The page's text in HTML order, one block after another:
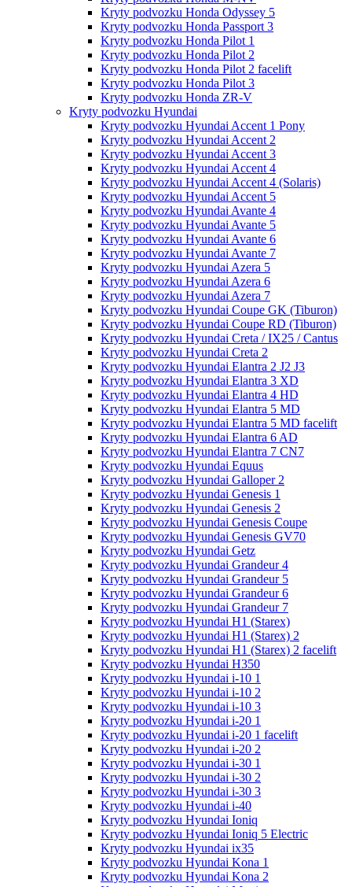
Kryty podvozku Honda Odyssey 5
Kryty podvozku Honda Passport 3
Kryty podvozku Honda Pilot 1
Kryty podvozku Honda Pilot 2
Kryty podvozku Honda Pilot 2 facelift
Kryty podvozku Honda Pilot 3
Kryty podvozku Honda ZR-V
Kryty podvozku Hyundai
Kryty podvozku Hyundai Accent 1 Pony
Kryty podvozku Hyundai Accent 2
Kryty podvozku Hyundai Accent 3
Kryty podvozku Hyundai Accent 4
Kryty podvozku Hyundai Accent 4 (Solaris)
Kryty podvozku Hyundai Accent 5
Kryty podvozku Hyundai Avante 4
Kryty podvozku Hyundai Avante 5
Kryty podvozku Hyundai Avante 6
Kryty podvozku Hyundai Avante 7
Kryty podvozku Hyundai Azera 5
Kryty podvozku Hyundai Azera 6
Kryty podvozku Hyundai Azera 7
Kryty podvozku Hyundai Coupe GK (Tiburon)
Kryty podvozku Hyundai Coupe RD (Tiburon)
Kryty podvozku Hyundai Creta / IX25 / Cantus
Kryty podvozku Hyundai Creta 2
Kryty podvozku Hyundai Elantra 2 J2 J3
Kryty podvozku Hyundai Elantra 3 XD
Kryty podvozku Hyundai Elantra 4 HD
Kryty podvozku Hyundai Elantra 5 MD
Kryty podvozku Hyundai Elantra 5 MD facelift
Kryty podvozku Hyundai Elantra 6 AD
Kryty podvozku Hyundai Elantra 7 CN7
Kryty podvozku Hyundai Equus
Kryty podvozku Hyundai Galloper 2
Kryty podvozku Hyundai Genesis 1
Kryty podvozku Hyundai Genesis 2
Kryty podvozku Hyundai Genesis Coupe
Kryty podvozku Hyundai Genesis GV70
Kryty podvozku Hyundai Getz
Kryty podvozku Hyundai Grandeur 4
Kryty podvozku Hyundai Grandeur 5
Kryty podvozku Hyundai Grandeur 6
Kryty podvozku Hyundai Grandeur 7
Kryty podvozku Hyundai H1 (Starex)
Kryty podvozku Hyundai H1 (Starex) 2
Kryty podvozku Hyundai H1 (Starex) 2 facelift
Kryty podvozku Hyundai H350
Kryty podvozku Hyundai i-10 1
Kryty podvozku Hyundai i-10 2
Kryty podvozku Hyundai i-10 3
Kryty podvozku Hyundai i-20 1
Kryty podvozku Hyundai i-20 1 facelift
Kryty podvozku Hyundai i-20 2
Kryty podvozku Hyundai i-30 1
Kryty podvozku Hyundai i-30 2
Kryty podvozku Hyundai i-30 3
Kryty podvozku Hyundai i-40
Kryty podvozku Hyundai Ioniq
Kryty podvozku Hyundai Ioniq 5 Electric
Kryty podvozku Hyundai ix35
Kryty podvozku Hyundai Kona 1
Kryty podvozku Hyundai Kona 2